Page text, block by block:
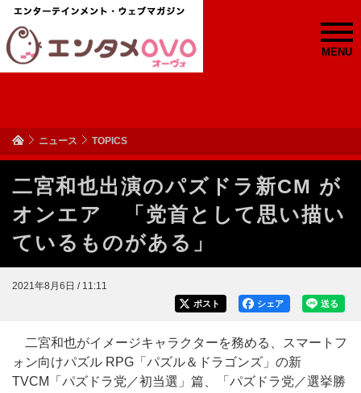
MENU
ニュース TOPICS
二宮和也出演のパズドラ新CM が
オンエア 「党首として思い描い
ているものがある」
2021年8月6日 / 11:11
送る
シェア
ポスト
二宮和也がイメージキャラクターを務める、スマートフ
ォン向けパズル RPG「パズル＆ドラゴンズ」の新
TVCM「パズドラ党／初当選」篇、「パズドラ党／選挙勝